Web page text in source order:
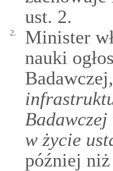
ust. 2.
2.
Minister
nauki
Badawczej
w życie
później